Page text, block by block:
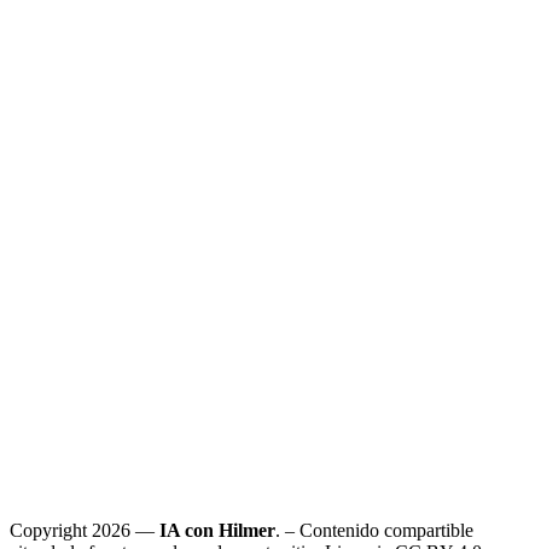
Copyright 2026 — IA con Hilmer. – Contenido compartible